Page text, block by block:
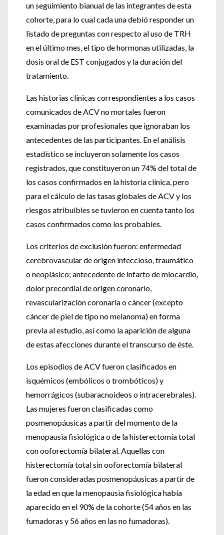
un seguimiento bianual de las integrantes de esta
cohorte, para lo cual cada una debió responder un
listado de preguntas con respecto al uso de TRH
en el último mes, el tipo de hormonas utilizadas, la
dosis oral de EST conjugados y la duración del
tratamiento.
Las historias clínicas correspondientes a los casos
comunicados de ACV no mortales fueron
examinadas por profesionales que ignoraban los
antecedentes de las participantes. En el análisis
estadístico se incluyeron solamente los casos
registrados, que constituyeron un 74% del total de
los casos confirmados en la historia clínica, pero
para el cálculo de las tasas globales de ACV y los
riesgos atribuibles se tuvieron en cuenta tanto los
casos confirmados como los probables.
Los criterios de exclusión fueron: enfermedad
cerebrovascular de origen infeccioso, traumático
o neoplásico; antecedente de infarto de miocardio,
dolor precordial de origen coronario,
revascularización coronaria o cáncer (excepto
cáncer de piel de tipo no melanoma) en forma
previa al estudio, así como la aparición de alguna
de estas afecciones durante el transcurso de éste.
Los episodios de ACV fueron clasificados en
isquémicos (embólicos o trombóticos) y
hemorrágicos (subaracnoideos o intracerebrales).
Las mujeres fueron clasificadas como
posmenopáusicas a partir del momento de la
menopausia fisiológica o de la histerectomía total
con ooforectomía bilateral. Aquellas con
histerectomía total sin ooforectomía bilateral
fueron consideradas posmenopáusicas a partir de
la edad en que la menopausia fisiológica había
aparecido en el 90% de la cohorte (54 años en las
fumadoras y 56 años en las no fumadoras).